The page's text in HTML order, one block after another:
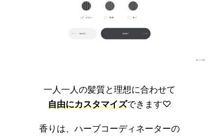
一人一人の髪質と理想に合わせて
自由にカスタマイズできます♡
香りは、ハーブコーディネーターの